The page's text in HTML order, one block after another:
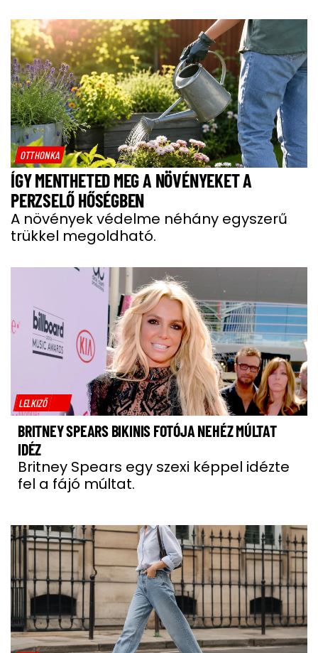
OTTHONKA
ÍGY MENTHETED MEG A NÖVÉNYEKET A
PERZSELŐ HŐSÉGBEN
A növények védelme néhány egyszerű
trükkel megoldható.
LELKIZŐ
BRITNEY SPEARS BIKINIS FOTÓJA NEHÉZ MÚLTAT
IDÉZ
Britney Spears egy szexi képpel idézte
fel a fájó múltat.